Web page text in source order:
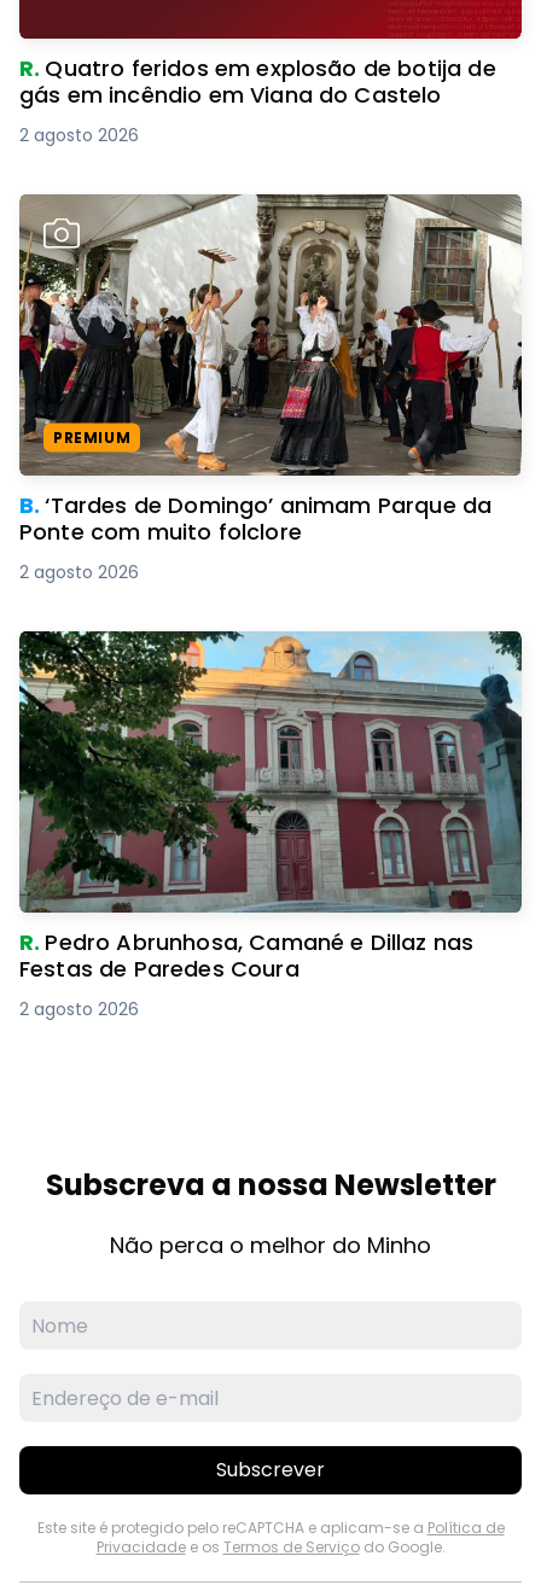
R. Quatro feridos em explosão de botija de
gás em incêndio em Viana do Castelo
2 agosto 2026
PREMIUM
B.‘Tardes de Domingo’ animam Parque da
Ponte com muito folclore
2 agosto 2026
R. Pedro Abrunhosa, Camané e Dillaz nas
Festas de Paredes Coura
2 agosto 2026
Subscreva a nossa Newsletter
Não perca o melhor do Minho
Subscrever
Este site é protegido pelo reCAPTCHA e aplicam-se a Política de
Privacidadee os Termos de Serviçodo Google.